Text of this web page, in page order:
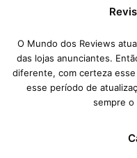
O Mundo dos Reviews
das lojas anunciantes.
diferente, com certeza
esse período de
sempre o